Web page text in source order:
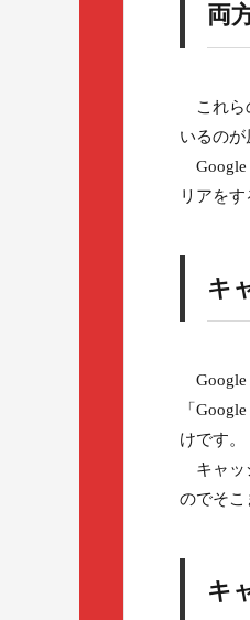
両
これら
いるのが
Google
リアを
キ
Google
「
けです。
キャッ
のでそこ
キ